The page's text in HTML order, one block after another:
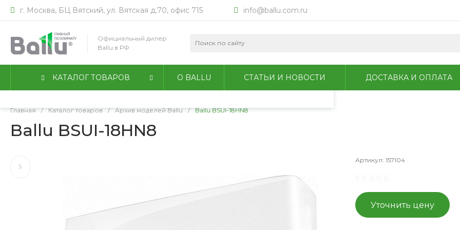
работы сайта. Оставаясь на сайте, вы соглашаетесь с
конфиденциальности.
Принимаю Подробнее
г. Москва, БЦ Вятский, ул. Вятская д.70, офис 715 info@ballu.com.ru
Официальный дилер
Ballu в РФ
КАТАЛОГ ТОВАРОВ О BALLU СТАТЬИ И НОВОСТИ ДОСТАВКА И ОПЛАТА
Главная / Каталог товаров / Архив моделей Ballu / Ballu BSUI-18HN8
Ballu BSUI-18HN8
Артикул: 157104
Уточнить цену